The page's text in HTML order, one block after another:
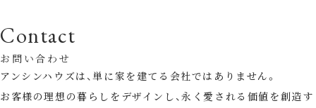
Contact
お問い合わせ
アンシンハウズは、単に家を建てる会社ではありません。
お客様の理想の暮らしをデザインし、永く愛される価値を創造す